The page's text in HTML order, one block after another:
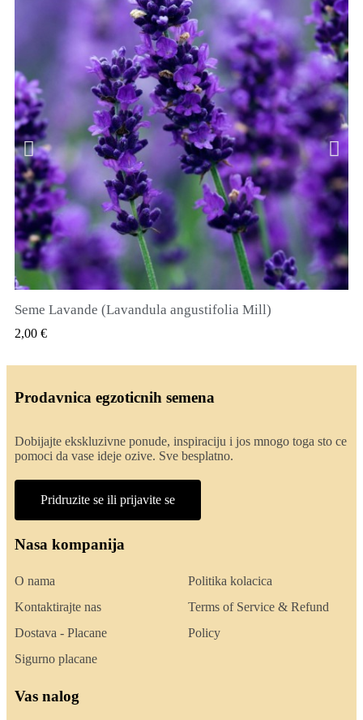
QUICK VIEW
Seme Lavande (Lavandula angustifolia Mill)
2,00 €
Prodavnica egzoticnih semena
Dobijajte ekskluzivne ponude, inspiraciju i jos mnogo toga sto ce
pomoci da vase ideje ozive. Sve besplatno.
Pridruzite se ili prijavite se
Nasa kompanija
O nama
Kontaktirajte nas
Dostava - Placane
Sigurno placane
Politika kolacica
Terms of Service & Refund
Policy
Vas nalog